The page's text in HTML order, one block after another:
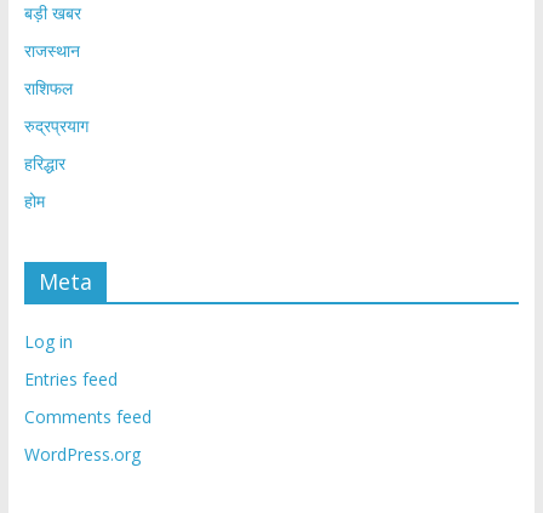
बड़ी खबर
राजस्थान
राशिफल
रुद्रप्रयाग
हरिद्धार
होम
Meta
Log in
Entries feed
Comments feed
WordPress.org